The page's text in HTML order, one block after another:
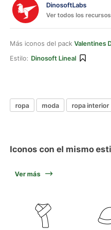
DinosoftLabs
Ver todos los
Más iconos del pack Valentines
Estilo: Dinosoft Lineal
ropa moda ropa interior
Iconos con el mismo
Ver más